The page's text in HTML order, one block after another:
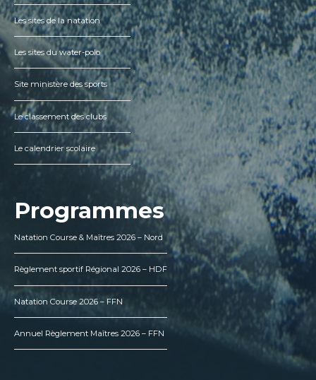
Les sites de la natation
Les sites du water-polo
Site ministère des sports
Le classement des clubs
Le calendrier scolaire
Programmes
Natation Course & Maîtres 2026 – Nord
Règlement sportif Régional 2026 – HDF
Natation Course 2026 – FFN
Annuel Règlement Maîtres 2026 – FFN